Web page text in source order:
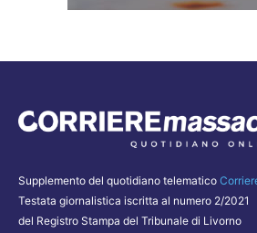
Supplemento del quotidiano telematico
Testata giornalistica iscritta al numero 2/2021
del Registro Stampa del Tribunale di Livorno